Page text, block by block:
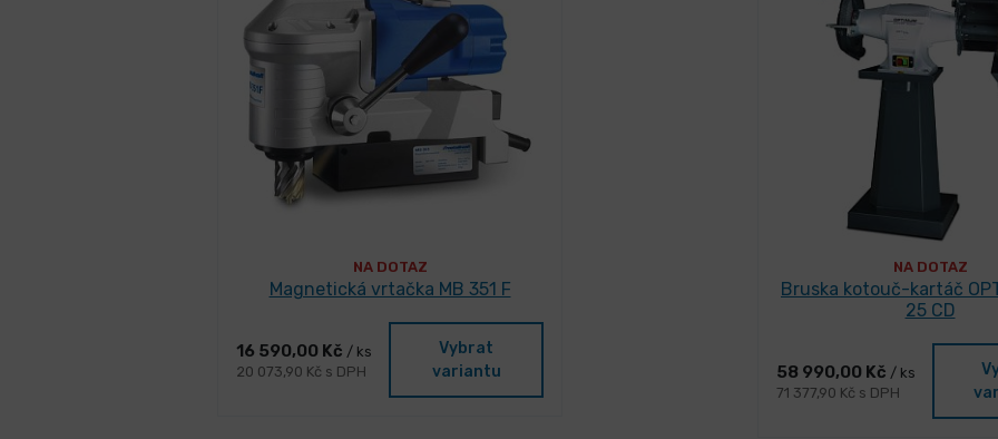
NA DOTAZ
Magnetická vrtačka MB 351 F
16 590,00 Kč / ks
20 073,90 Kč s DPH
Vybrat
variantu
NA DOTAZ
Bruska kotouč-kartáč
25 CD
58 990,00 Kč / ks
71 377,90 Kč s DPH